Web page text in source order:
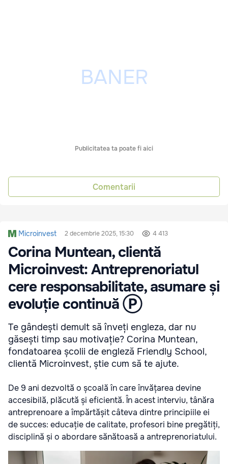
Publicitatea ta poate fi aici
Comentarii
Microinvest 2 decembrie 2025, 15:30 4 413
Corina Muntean, clientă
Microinvest: Antreprenoriatul
cere responsabilitate, asumare și
evoluție continuă Ⓟ
Te gândești demult să înveți engleza, dar nu
găsești timp sau motivație? Corina Muntean,
fondatoarea școlii de engleză Friendly School,
clientă Microinvest, știe cum să te ajute.
De 9 ani dezvoltă o școală în care învățarea devine
accesibilă, plăcută și eficientă. În acest interviu, tânăra
antreprenoare a împărtășit câteva dintre principiile ei
de succes: educație de calitate, profesori bine pregătiți,
disciplină și o abordare sănătoasă a antreprenoriatului.